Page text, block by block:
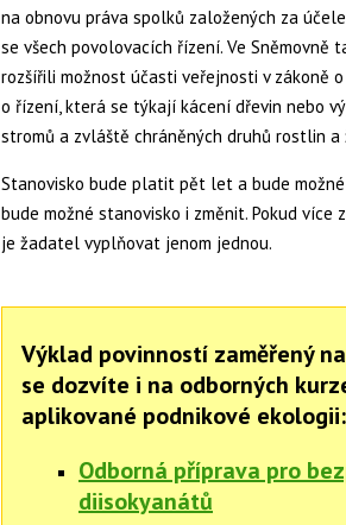
na obnovu práva spolků založených za
se všech povolovacích řízení. Ve Sněmovně
rozšířili možnost účasti veřejnosti v zákoně
o řízení, která se týkají kácení dřevin nebo
stromů a zvláště chráněných druhů rostlin a
Stanovisko bude platit pět let a bude
bude možné stanovisko i změnit. Pokud více
je žadatel vyplňovat jenom jednou.
Výklad povinností zaměřený
se dozvíte i na odborných
aplikované podnikové ekologii:
Odborná příprava pro
diisokyanátů